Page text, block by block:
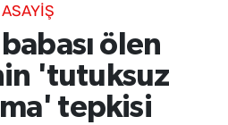
ASAYİŞ
ölen
'tutuksuz
tepkisi